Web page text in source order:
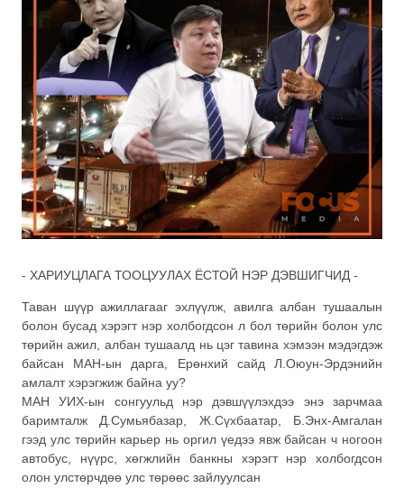
- ХАРИУЦЛАГА ТООЦУУЛАХ ЁСТОЙ НЭР ДЭВШИГЧИД -
Таван шүүр ажиллагааг эхлүүлж, авилга албан тушаалын
болон бусад хэрэгт нэр холбогдсон л бол төрийн болон улс
төрийн ажил, албан тушаалд нь цэг тавина хэмээн мэдэгдэж
байсан МАН-ын дарга, Ерөнхий сайд Л.Оюун-Эрдэнийн
амлалт хэрэгжиж байна уу?
МАН УИХ-ын сонгуульд нэр дэвшүүлэхдээ энэ зарчмаа
баримталж Д.Сумьябазар, Ж.Сүхбаатар, Б.Энх-Амгалан
гээд улс төрийн карьер нь оргил үедээ явж байсан ч ногоон
автобус, нүүрс, хөгжлийн банкны хэрэгт нэр холбогдсон
олон улстөрчдөө улс төрөөс зайлуулсан